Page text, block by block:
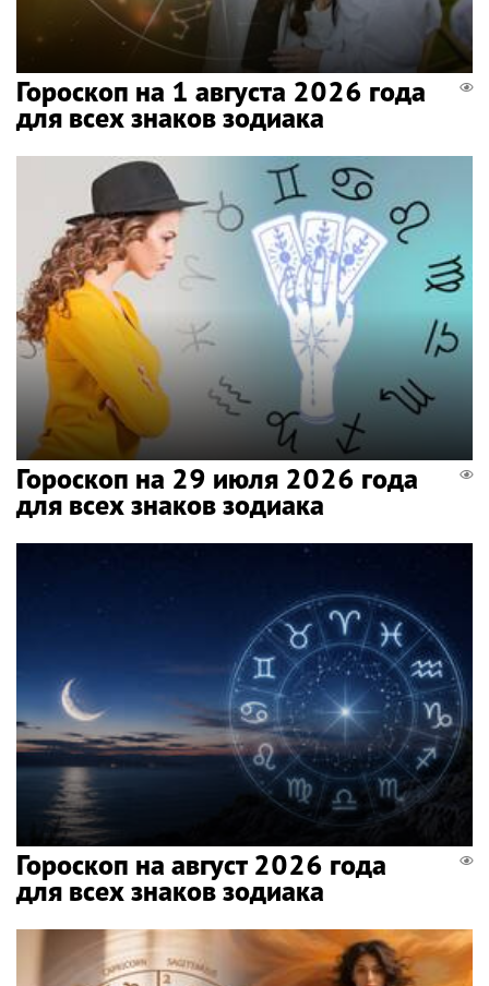
Гороскоп на 1 августа 2026 года
для всех знаков зодиака
Гороскоп на 29 июля 2026 года
для всех знаков зодиака
Гороскоп на август 2026 года
для всех знаков зодиака